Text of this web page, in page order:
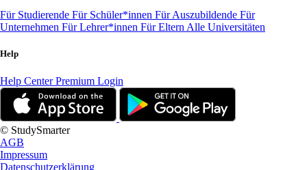
Für Studierende Für Schüler*innen Für Auszubildende Für
Unternehmen Für Lehrer*innen Für Eltern Alle Universitäten
Help
Help CenterPremium Login
© StudySmarter
AGB
Impressum
Datenschutzerklärung